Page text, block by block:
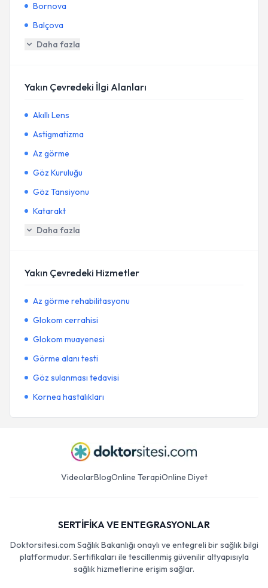
Bornova
Balçova
Daha fazla
Yakın Çevredeki İlgi Alanları
Akıllı Lens
Astigmatizma
Az görme
Göz Kuruluğu
Göz Tansiyonu
Katarakt
Daha fazla
Yakın Çevredeki Hizmetler
Az görme rehabilitasyonu
Glokom cerrahisi
Glokom muayenesi
Görme alanı testi
Göz sulanması tedavisi
Kornea hastalıkları
VideolarBlogOnline TerapiOnline Diyet
SERTİFİKA VE ENTEGRASYONLAR
Doktorsitesi.com Sağlık Bakanlığı onaylı ve entegreli bir sağlık bilgi
platformudur. Sertifikaları ile tescillenmiş güvenilir altyapısıyla
sağlık hizmetlerine erişim sağlar.